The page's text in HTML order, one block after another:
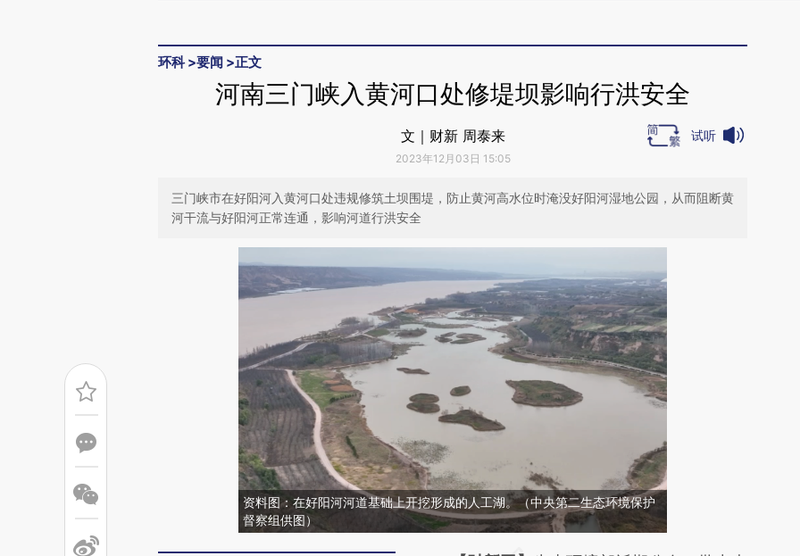
环科>要闻 >正文
河南三门峡入黄河口处修堤坝影响行洪安全
文｜财新 周泰来
2023年12月03日 15:05
试听
三门峡市在好阳河入黄河口处违规修筑土坝围堤，防止黄河高水位时淹没好阳河湿地公园，从而阻断黄
河干流与好阳河正常连通，影响河道行洪安全
资料图：在好阳河河道基础上开挖形成的人工湖。（中央第二生态环境保护
督察组供图）